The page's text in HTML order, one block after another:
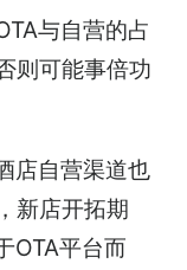
与自营的占
则可能事倍功
店自营渠道也
新店开拓期
OTA平台而